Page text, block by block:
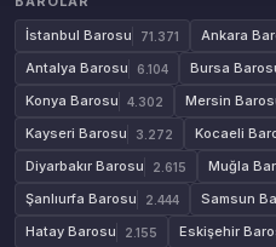
İstanbul Barosu
71.371 Ankara
Antalya Barosu 6.104 Bursa
Konya Barosu 4.302 Mersin
Kayseri Barosu 3.272 Kocaeli
Diyarbakır Barosu 2.615 Muğla
Şanlıurfa Barosu 2.444 Samsun
Hatay Barosu 2.155 Eskişehir